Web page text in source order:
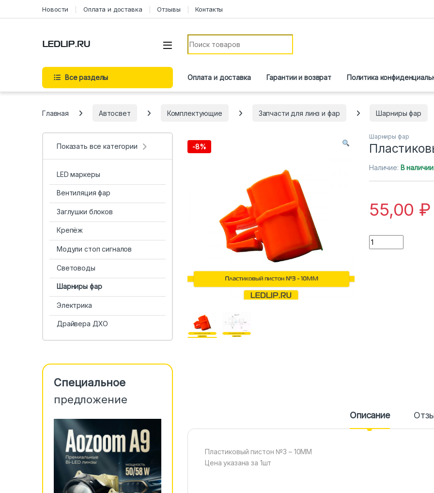
Перейти к содержимому
Новости Оплата и доставка Отзывы Контакты
Искать:
Все разделы Оплата и доставка Гарантии и возврат Политика
Главная Автосвет Комплектующие Запчасти для линз и фар Шарниры фар
-8%
Шарниры фар
Наличие: В наличии
55,00 ₽
Количество
Описание
Пластиковый пистон №3 – 10MM
Цена указана за 1шт
Показать все категории
LED маркеры
Вентиляция фар
Заглушки блоков
Крепёж
Модули стоп сигналов
Световоды
Шарниры фар
Электрика
Драйвера ДХО
Специальное
предложение